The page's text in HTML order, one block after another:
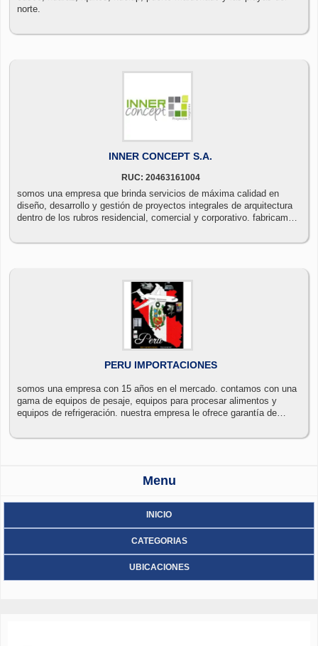
norte.
INNER CONCEPT S.A.
RUC: 20463161004
somos una empresa que brinda servicios de máxima calidad en
diseño, desarrollo y gestión de proyectos integrales de arquitectura
dentro de los rubros residencial, comercial y corporativo. fabricamos
PERU IMPORTACIONES
somos una empresa con 15 años en el mercado. contamos con una
gama de equipos de pesaje, equipos para procesar alimentos y
equipos de refrigeración. nuestra empresa le ofrece garantía de
Menu
INICIO
CATEGORIAS
UBICACIONES